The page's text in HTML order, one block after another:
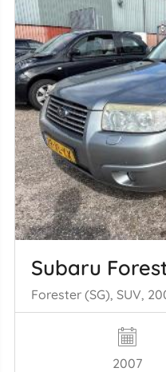
Subaru
Forester (SG), SUV,
2007